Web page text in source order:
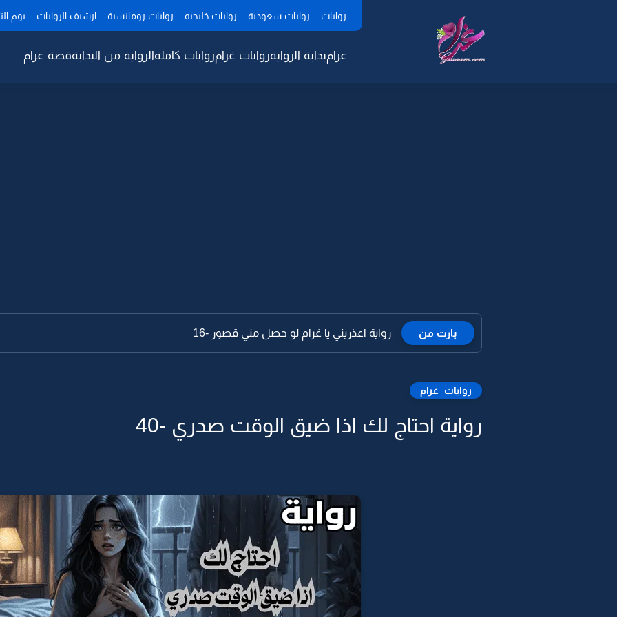
روايات روايات سعودية روايات خليجيه روايات رومانسية ارشيف الروايات يوم
غرامبداية الروايةروايات غرامروايات كاملةالرواية من البدايةقصة غرام
بارت من رواية اعذريني يا غرام لو حصل مني قصور -16
روايات_غرام
رواية احتاج لك اذا ضيق الوقت صدري -40